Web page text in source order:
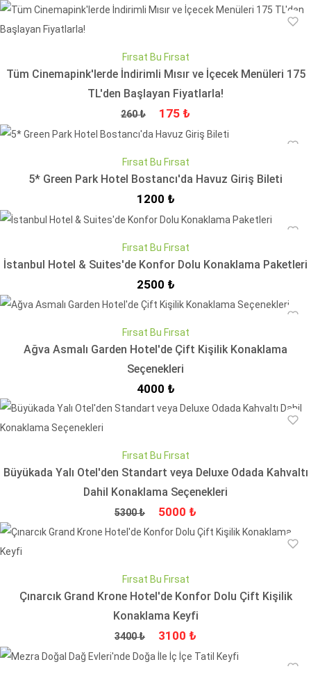
Fırsat Bu Fırsat
Tüm Cinemapink'lerde İndirimli Mısır ve İçecek Menüleri 175
TL'den Başlayan Fiyatlarla!
Fiyat
260 ₺ İndirimli Fiyat
175 ₺
Fırsat Bu Fırsat
5* Green Park Hotel Bostancı'da Havuz Giriş Bileti
İndirimli Fiyat
1200 ₺
Fırsat Bu Fırsat
İstanbul Hotel & Suites'de Konfor Dolu Konaklama Paketleri
İndirimli Fiyat
2500 ₺
Fırsat Bu Fırsat
Ağva Asmalı Garden Hotel'de Çift Kişilik Konaklama
Seçenekleri
İndirimli Fiyat
4000 ₺
Fırsat Bu Fırsat
Büyükada Yalı Otel'den Standart veya Deluxe Odada Kahvaltı
Dahil Konaklama Seçenekleri
Fiyat
5300 ₺ İndirimli Fiyat
5000 ₺
Fırsat Bu Fırsat
Çınarcık Grand Krone Hotel'de Konfor Dolu Çift Kişilik
Konaklama Keyfi
Fiyat
3400 ₺ İndirimli Fiyat
3100 ₺